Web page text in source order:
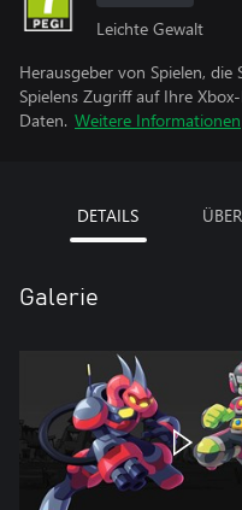
Leichte Gewalt
Herausgeber von Spielen,
Spielens Zugriff auf Ihre
Daten. Weitere Informationen
DETAILS
Galerie